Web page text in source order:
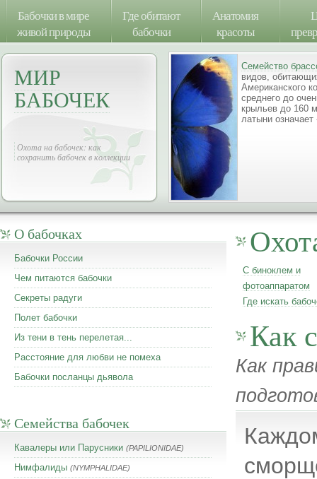
Бабочки в мире
живой природы
Где обитают
бабочки
Анатомия
красоты
МИР
БАБОЧЕК
Охота на бабочек: как
сохранить бабочек в коллекции
Семейство
видов,
Американского
среднего до
крыльев до 160
латыни
О бабочках
Бабочки России
Чем питаются бабочки
Секреты радуги
Полет бабочки
Из тени в тень перелетая...
Расстояние для любви не помеха
Бабочки посланцы дьявола
Семейства бабочек
Кавалеры или Парусники (PAPILIONIDAE)
Нимфалиды (NYMPHALIDAE)
С биноклем и
фотоаппаратом
Где искать
Как
Как